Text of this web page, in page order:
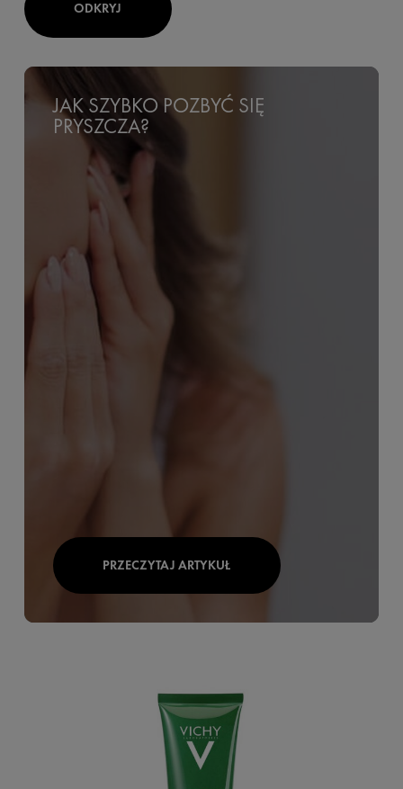
ODKRYJ
JAK SZYBKO POZBYĆ SIĘ
PRYSZCZA?
PRZECZYTAJ ARTYKUŁ